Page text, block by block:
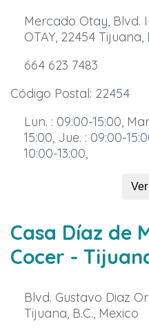
Mercado Otay, Blvd.
OTAY, 22454 Tijuana,
664 623 7483
Código Postal: 22454
Lun. : 09:00-15:00,
15:00, Jue. : 09:00-
10:00-13:00,
Casa Díaz de
Cocer -
Blvd. Gustavo Diaz
Tijuana, B.C., Mexico